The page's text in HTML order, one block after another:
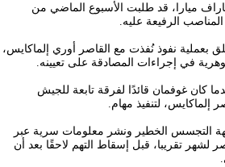
ميارا، قد طلبت الأسبوع الماضي من
الرفيعة عليه.
ميارا أن قضية تورط فيها غوفمان عام 2022 تتعلق بعملية نفوذ نُفذت مع القاصر أوري إلماكايس،
في إجراءات المصادقة على تعيينه.
15 العبرية، تعود القضية إلى عام 2022، عندما كان غوفمان قائدًا لفرقة تابعة للجيش
إلماكايس، لتنفيذ مهام.
التجسس الخطير ونشر معلومات سرية عبر
لشهر تقريبا، قبل إسقاط التهم لاحقًا بعد أن